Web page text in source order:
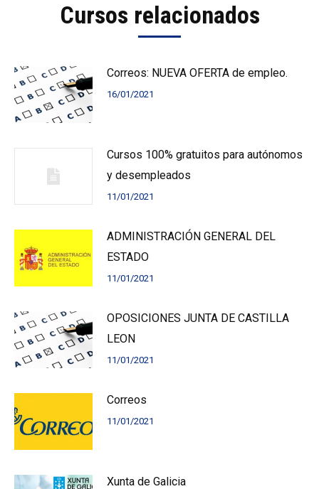
Cursos relacionados
Correos: NUEVA OFERTA de empleo.
16/01/2021
Cursos 100% gratuitos para autónomos
y desempleados
11/01/2021
ADMINISTRACIÓN GENERAL DEL
ESTADO
11/01/2021
OPOSICIONES JUNTA DE CASTILLA
LEON
11/01/2021
Correos
11/01/2021
Xunta de Galicia